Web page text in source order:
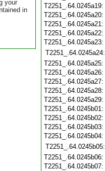
your
in
T2251_.64.0245a19:
T2251_.64.0245a20:
T2251_.64.0245a21:
T2251_.64.0245a22:
T2251_.64.0245a23:
T2251_.64.0245a24:
T2251_.64.0245a25:
T2251_.64.0245a26:
T2251_.64.0245a27:
T2251_.64.0245a28:
T2251_.64.0245a29:
T2251_.64.0245b01:
T2251_.64.0245b02:
T2251_.64.0245b03:
T2251_.64.0245b04:
T2251_.64.0245b05:
T2251_.64.0245b06:
T2251_.64.0245b07: